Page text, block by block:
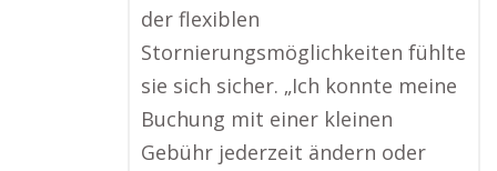
der flexiblen
Stornierungsmöglichkeiten fühlte
sie sich sicher. „Ich konnte meine
Buchung mit einer kleinen
Gebühr jederzeit ändern oder